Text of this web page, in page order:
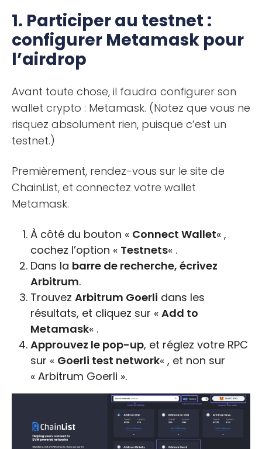
1. Participer au testnet :
configurer Metamask pour
l’airdrop
Avant toute chose, il faudra configurer son
wallet crypto : Metamask. (Notez que vous ne
risquez absolument rien, puisque c’est un
testnet.)
Premièrement, rendez-vous sur le site de
ChainList, et connectez votre wallet
Metamask.
À côté du bouton « Connect Wallet« ,
cochez l’option « Testnets« .
Dans la barre de recherche, écrivez
Arbitrum.
Trouvez Arbitrum Goerli dans les
résultats, et cliquez sur « Add to
Metamask« .
Approuvez le pop-up, et réglez votre RPC
sur « Goerli test network« , et non sur
« Arbitrum Goerli ».